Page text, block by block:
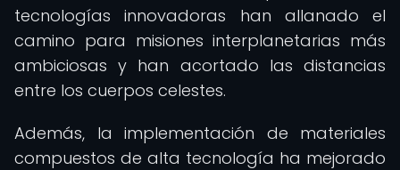
tecnologías innovadoras han allanado el
camino para misiones interplanetarias más
ambiciosas y han acortado las distancias
entre los cuerpos celestes.
Además, la implementación de materiales
compuestos de alta tecnología ha mejorado